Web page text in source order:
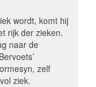
wordt, komt hij
rijk der zieken.
naar de
zelf
ziek.